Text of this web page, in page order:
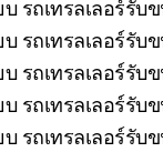
รถเทรลเลอร์รับ
รถเทรลเลอร์รับ
รถเทรลเลอร์รับ
รถเทรลเลอร์รับ
รถเทรลเลอร์รับ